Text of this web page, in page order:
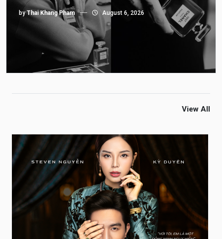
byThai Khang Pham August 6, 2026
View All